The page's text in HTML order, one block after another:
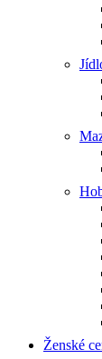
Ženské